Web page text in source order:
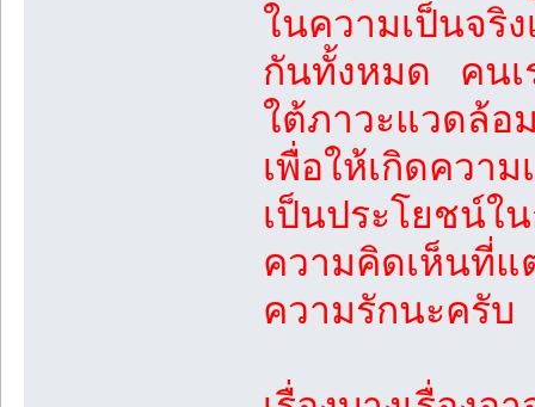
ในความเป็นจริ
กันทั้งหมด คนเ
ใต้ภาวะแวดล้อ
เพื่อให้เกิดควา
เป็นประโยชน์ใ
ความคิดเห็นที่แ
ความรักนะครั